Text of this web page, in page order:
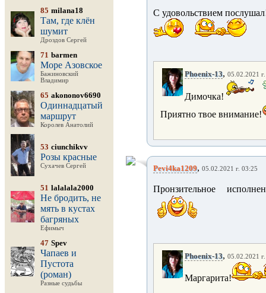
85 milana18
Там, где клён
шумит
Дроздов Сергей
71 barmen
Море Азовское
Бажиновский
Владимир
65 akononov6690
Одиннадцатый
маршрут
Королев Анатолий
53 ciunchikvv
Розы красные
Сухачев Сергей
51 lalalala2000
Не бродить, не
мять в кустах
багряных
Ефимыч
47 Spev
Чапаев и
Пустота
(роман)
Разные судьбы
С удовольствием
Phoenix-13, 05.02.2021
Димочка!
Приятно твое внимание!
Pevi4ka1209, 05.02.2021 г. 03:25
Пронзительное
Phoenix-13, 05.02.2021
Маргарита!